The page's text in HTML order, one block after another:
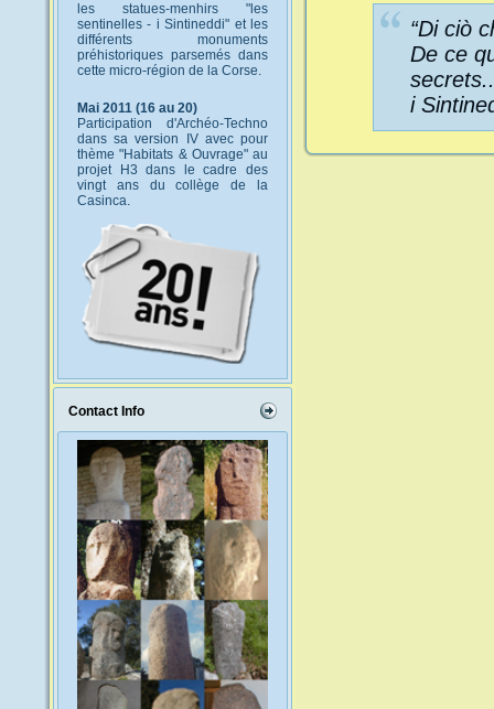
les statues-menhirs "les
sentinelles - i Sintineddi" et les
différents monuments
préhistoriques parsemés dans
cette micro-région de la Corse.
Mai 2011 (16 au 20)
Participation d'Archéo-Techno
dans sa version IV avec pour
thème "Habitats & Ouvrage" au
projet H3 dans le cadre des
vingt ans du collège de la
Casinca.
Contact Info
“Di ciò
De ce
i